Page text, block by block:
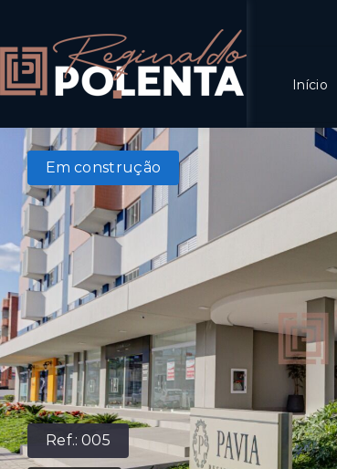
Início
Ref.:005
Em construção